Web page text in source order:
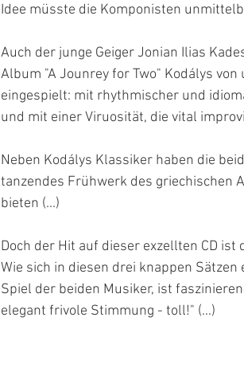
Idee müsste die Komponisten
Auch der junge Geiger Jonian Ilias
Album "A Jounrey for Two" Kodálys
eingespielt: mit rhythmischer und
und mit einer Viruosität, die vital
Neben Kodálys Klassiker haben die
tanzendes Frühwerk des griechischen
bieten (...)
Doch der Hit auf dieser exzellten CD
Wie sich in diesen drei knappen
Spiel der beiden Musiker, ist
elegant frivole Stimmung - toll!" (...)